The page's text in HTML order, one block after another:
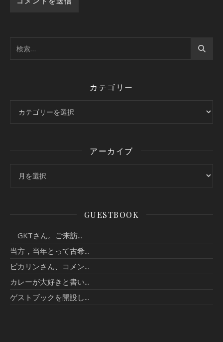
カテゴリー
アーカイブ
GUESTBOOK
GKTさん。ご来訪...
当方，当年とって古希...
ピカリンさん、コメン...
カレーが大好きと書い...
ゲストブックを開設し...